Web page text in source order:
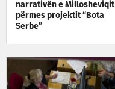
narrativën e Millosheviqit
përmes projektit “Bota
Serbe”